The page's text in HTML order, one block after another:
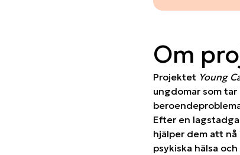
Om
Projektet Young
ungdomar som
Efter en
hjälper dem att
psykiska hälsa